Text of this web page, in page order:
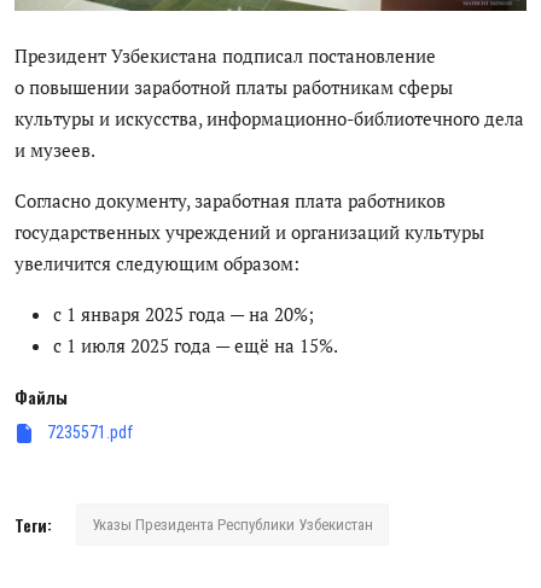
PDF-translator
Статистика
Проблемы Арала
Антикоррупция
Русский
Президент Узбекистана подписал постановление
о повышении заработной платы работникам сферы
культуры и искусства, информационно-библиотечного дела
и музеев.
Согласно документу, заработная плата работников
государственных учреждений и организаций культуры
увеличится следующим образом:
с 1 января 2025 года — на 20%;
с 1 июля 2025 года — ещё на 15%.
Файлы
7235571.pdf
Теги: Указы Президента Республики Узбекистан